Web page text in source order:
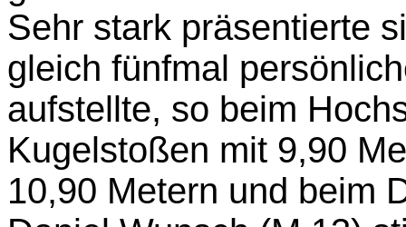
Sehr stark präsentierte
gleich fünfmal
aufstellte, so beim
Kugelstoßen mit 9,90
10,90 Metern und beim